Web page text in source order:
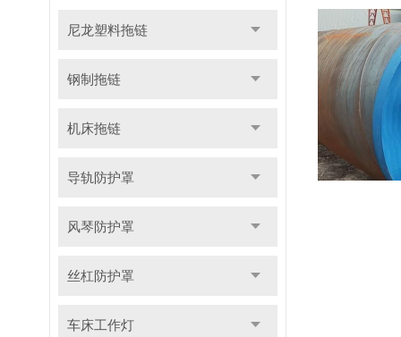
尼龙塑料拖链
钢制拖链
机床拖链
导轨防护罩
风琴防护罩
丝杠防护罩
车床工作灯